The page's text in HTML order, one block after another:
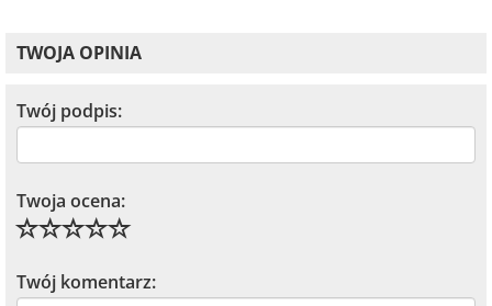
TWOJA OPINIA
Twój podpis:
Twoja ocena:
Twój komentarz: